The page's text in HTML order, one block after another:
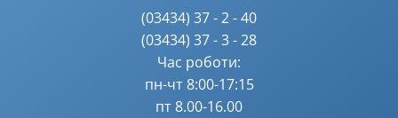
(03434) 37 - 2 - 40
(03434) 37 - 3 - 28
Час роботи:
пн-чт 8:00-17:15
пт 8.00-16.00